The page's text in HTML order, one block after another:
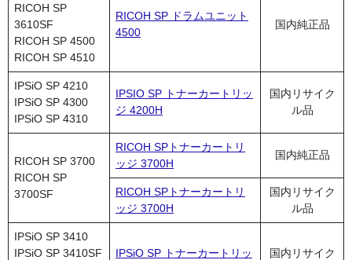
RICOH SP
3610SF
RICOH SP 4500
RICOH SP 4510
RICOH SP ドラムユニット
4500
国内純正品
IPSiO SP 4210
IPSiO SP 4300
IPSiO SP 4310
IPSIO SP トナーカートリッ
ジ 4200H
国内リサイク
ル品
RICOH SP 3700
RICOH SP
3700SF
RICOH SPトナーカートリ
ッジ 3700H
国内純正品
RICOH SPトナーカートリ
ッジ 3700H
国内リサイク
ル品
IPSiO SP 3410
IPSiO SP 3410SF
IPSiO SP トナーカートリッ
国内リサイク